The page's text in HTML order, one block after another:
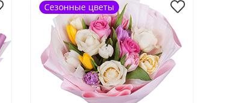
Сезонные цветы